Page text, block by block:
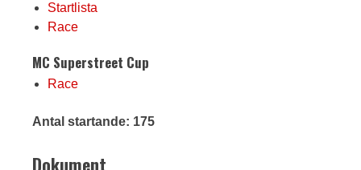
Startlista
Race
MC Superstreet Cup
Race
Antal startande: 175
Dokument